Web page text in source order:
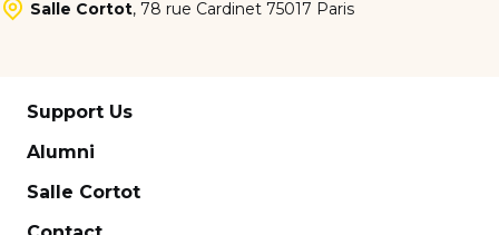
Salle Cortot, 78 rue Cardinet 75017 Paris
Support Us
Alumni
Salle Cortot